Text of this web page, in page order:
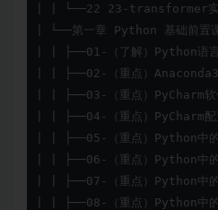
| | └──22 23-transformer实
| └──第一章 Python 基础前置
| | ├──01-（了解）Python语
| | ├──02-（重点）
| | ├──03-（重点）PyCharm软
| | ├──04-（重点）PyCharm
| | ├──05-（重点）Python中
| | ├──06-（重点）Python中
| | ├──07-（重点）Python中
| | ├──08-（重点）Python中